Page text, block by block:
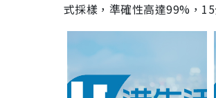
式採樣，準確性高達99%，